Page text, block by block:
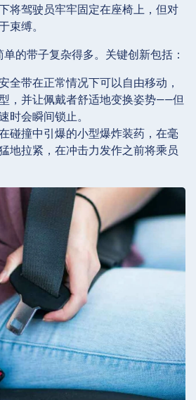
将驾驶员牢牢固定在座椅上，但对
束缚。
的带子复杂得多。关键创新包括：
全带在正常情况下可以自由移动，
，并让佩戴者舒适地变换姿势——但
时会瞬间锁止。
碰撞中引爆的小型爆炸装药，在毫
地拉紧，在冲击力发作之前将乘员